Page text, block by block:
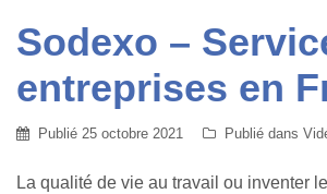
Sodexo –
entreprises en
Publié 25 octobre 2021 Publié dans
La qualité de vie au travail ou inventer